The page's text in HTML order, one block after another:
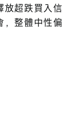
放超跌買入信
，整體中性偏